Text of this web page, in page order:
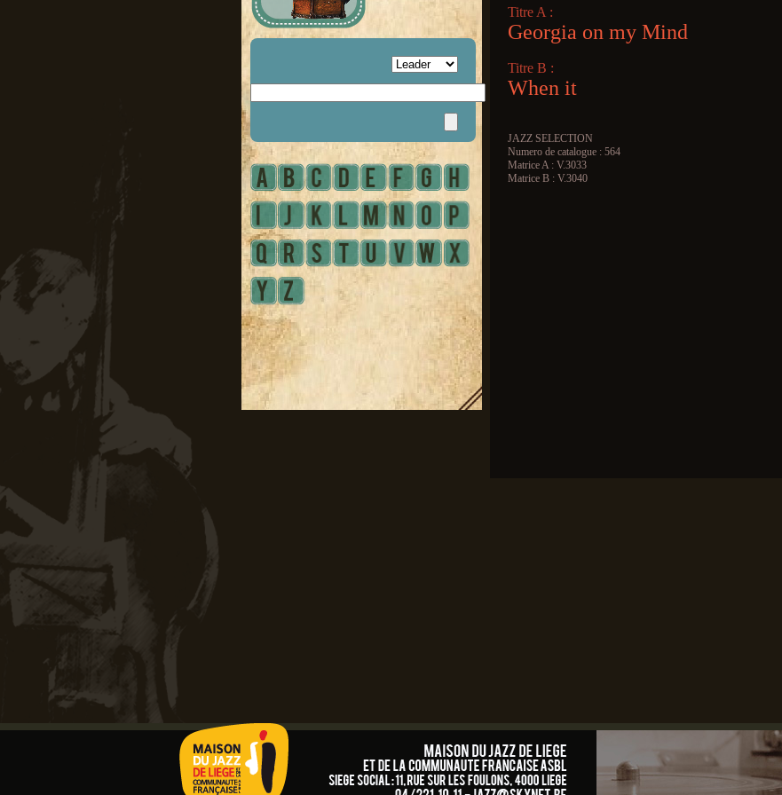
Titre A :
Georgia on my Mind
Titre B :
When it
JAZZ SELECTION
Numero de catalogue : 564
Matrice A : V.3033
Matrice B : V.3040